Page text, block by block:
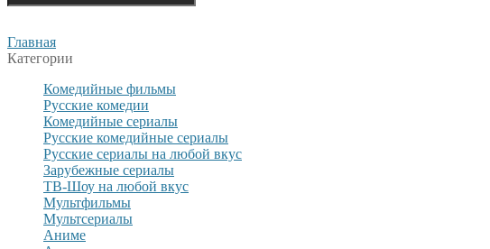
Главная
Категории
Комедийные фильмы
Русские комедии
Комедийные сериалы
Русские комедийные сериалы
Русские сериалы на любой вкус
Зарубежные сериалы
ТВ-Шоу на любой вкус
Мультфильмы
Мультсериалы
Аниме